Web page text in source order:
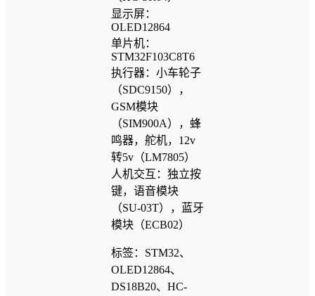
显示屏：
OLED12864
单片机：
STM32F103C8T6
执行器：小车轮子
（SDC9150），
GSM模块
（SIM900A），蜂
鸣器，舵机，12v
转5v（LM7805）
人机交互：独立按
键，语音模块
（SU-03T），蓝牙
模块（ECB02）
标签：STM32、
OLED12864、
DS18B20、HC-